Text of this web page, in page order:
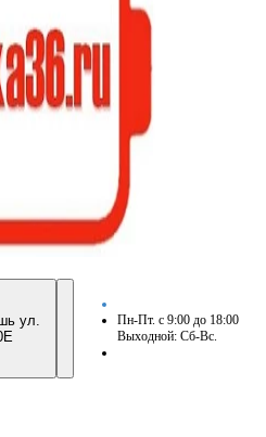
ул.
Пн-Пт. с 9:00 до 18:00
Выходной: Сб-Вс.